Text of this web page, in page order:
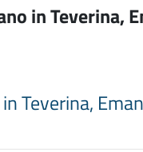
in Teverina,
Teverina,